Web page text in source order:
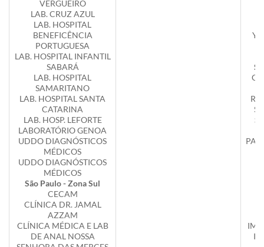
VERGUEIRO
LAB. CRUZ AZUL
LAB. HOSPITAL
BENEFICÊNCIA
PORTUGUESA
LAB. HOSPITAL INFANTIL
SABARÁ
LAB. HOSPITAL
SAMARITANO
LAB. HOSPITAL SANTA
CATARINA
LAB. HOSP. LEFORTE
LABORATÓRIO GENOA
UDDO DIAGNÓSTICOS
MÉDICOS
UDDO DIAGNÓSTICOS
MÉDICOS
São Paulo - Zona Sul
CECAM
CLÍNICA DR. JAMAL
AZZAM
CLÍNICA MÉDICA E LAB
DE ANAL NOSSA